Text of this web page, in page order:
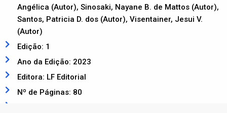
Angélica (Autor), Sinosaki, Nayane B. de Mattos (Autor),
Santos, Patricia D. dos (Autor), Visentainer, Jesui V.
(Autor)
Edição: 1
Ano da Edição: 2023
Editora: LF Editorial
Nº de Páginas: 80